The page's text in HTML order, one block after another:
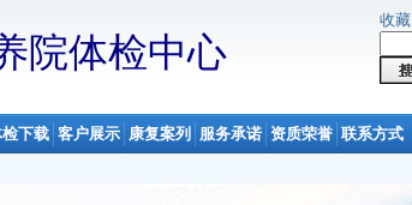
院体检中心
收藏
下载 客户展示 康复案列 服务承诺 资质荣誉 联系方式